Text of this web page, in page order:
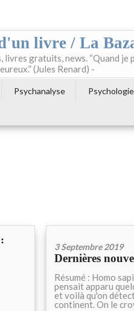
livre / La
gratuits, news. “Quand je
(Jules Renard) -
Psychanalyse Psychologie
3 Septembre 2019
Dernières
Résumé : Homo
pensait apparu
et voilà qu'on
continent. On le